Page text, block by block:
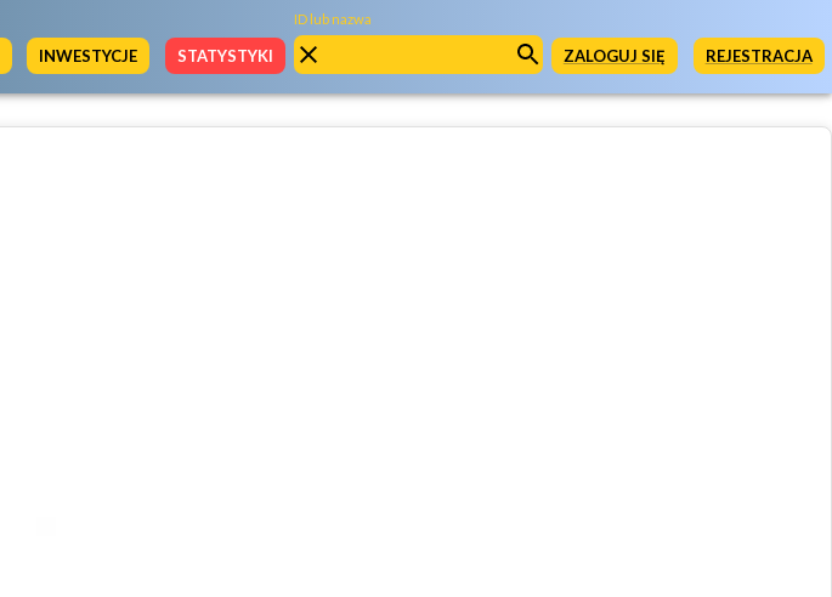
INWESTYCJE STATYSTYKI
ID lub nazwa
ZALOGUJ SIĘ REJESTRACJA